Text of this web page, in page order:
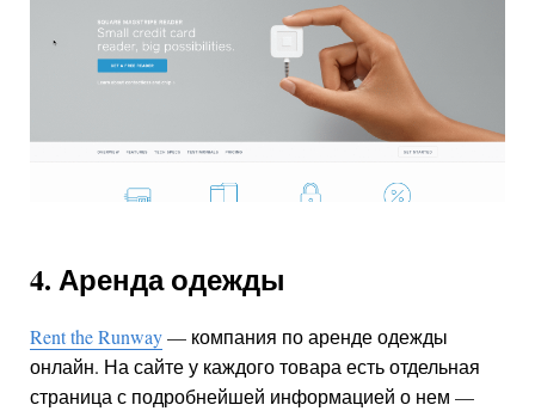
4. Аренда одежды
Rent the Runway— компания по аренде одежды
онлайн. На сайте у каждого товара есть отдельная
страница с подробнейшей информацией о нем —